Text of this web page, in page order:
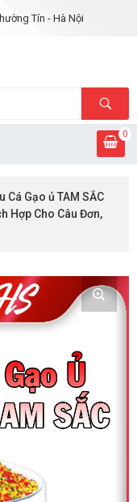
Tín - Hà Nội
0
Cá Gạo ủ TAM SẮC
Hợp Cho Câu Đơn,